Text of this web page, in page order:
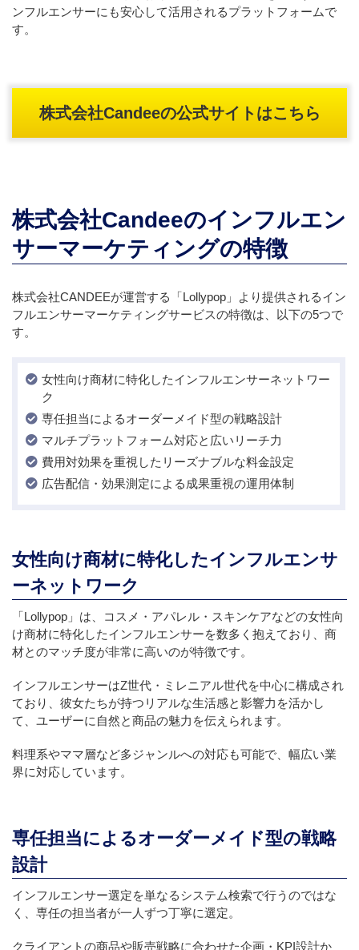
ンフルエンサーにも安心して活用されるプラットフォームで
す。
株式会社Candeeの公式サイトはこちら
株式会社Candeeのインフルエン
サーマーケティングの特徴
株式会社CANDEEが運営する「Lollypop」より提供されるイン
フルエンサーマーケティングサービスの特徴は、以下の5つで
す。
女性向け商材に特化したインフルエンサーネットワー
ク
専任担当によるオーダーメイド型の戦略設計
マルチプラットフォーム対応と広いリーチ力
費用対効果を重視したリーズナブルな料金設定
広告配信・効果測定による成果重視の運用体制
女性向け商材に特化したインフルエンサ
ーネットワーク
「Lollypop」は、コスメ・アパレル・スキンケアなどの女性向
け商材に特化したインフルエンサーを数多く抱えており、商
材とのマッチ度が非常に高いのが特徴です。
インフルエンサーはZ世代・ミレニアル世代を中心に構成され
ており、彼女たちが持つリアルな生活感と影響力を活かし
て、ユーザーに自然と商品の魅力を伝えられます。
料理系やママ層など多ジャンルへの対応も可能で、幅広い業
界に対応しています。
専任担当によるオーダーメイド型の戦略
設計
インフルエンサー選定を単なるシステム検索で行うのではな
く、専任の担当者が一人ずつ丁寧に選定。
クライアントの商品や販売戦略に合わせた企画・KPI設計か